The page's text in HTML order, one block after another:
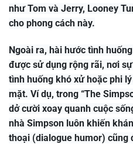
như Tom và Jerry, Looney
cho phong cách này.
Ngoài ra, hài hước tình
được sử dụng rộng rãi, nơi
tình huống khó xử hoặc phi
mặt. Ví dụ, trong “The
dở cười xoay quanh cuộc
nhà Simpson luôn khiến
thoại (dialogue humor) cũng